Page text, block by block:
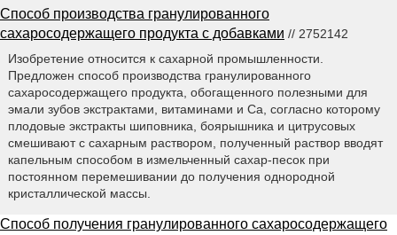
Способ производства гранулированного
сахаросодержащего продукта с добавками // 2752142
Изобретение относится к сахарной промышленности.
Предложен способ производства гранулированного
сахаросодержащего продукта, обогащенного полезными для
эмали зубов экстрактами, витаминами и Ca, согласно которому
плодовые экстракты шиповника, боярышника и цитрусовых
смешивают с сахарным раствором, полученный раствор вводят
капельным способом в измельченный сахар-песок при
постоянном перемешивании до получения однородной
кристаллической массы.
Способ получения гранулированного сахаросодержащего